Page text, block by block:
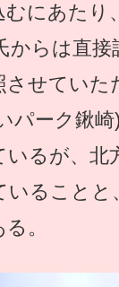
むにあたり
からは直
させていた
パーク鍬
いるが、北
いること
。